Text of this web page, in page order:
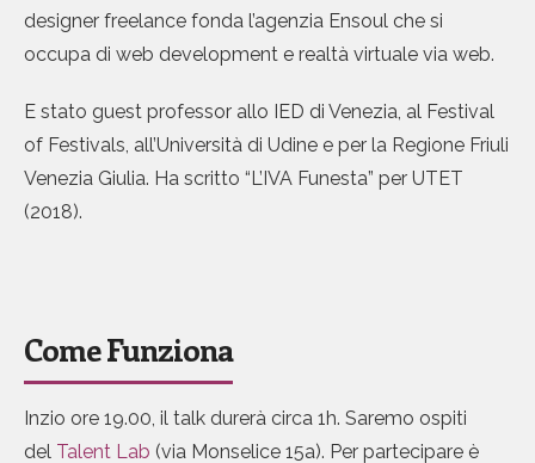
designer freelance fonda l’agenzia Ensoul che si
occupa di web development e realtà virtuale via web.
E stato guest professor allo IED di Venezia, al Festival
of Festivals, all’Università di Udine e per la Regione Friuli
Venezia Giulia. Ha scritto “L’IVA Funesta” per UTET
(2018).
Come Funziona
Inzio ore 19.00, il talk durerà circa 1h. Saremo ospiti
del Talent Lab (via Monselice 15a). Per partecipare è